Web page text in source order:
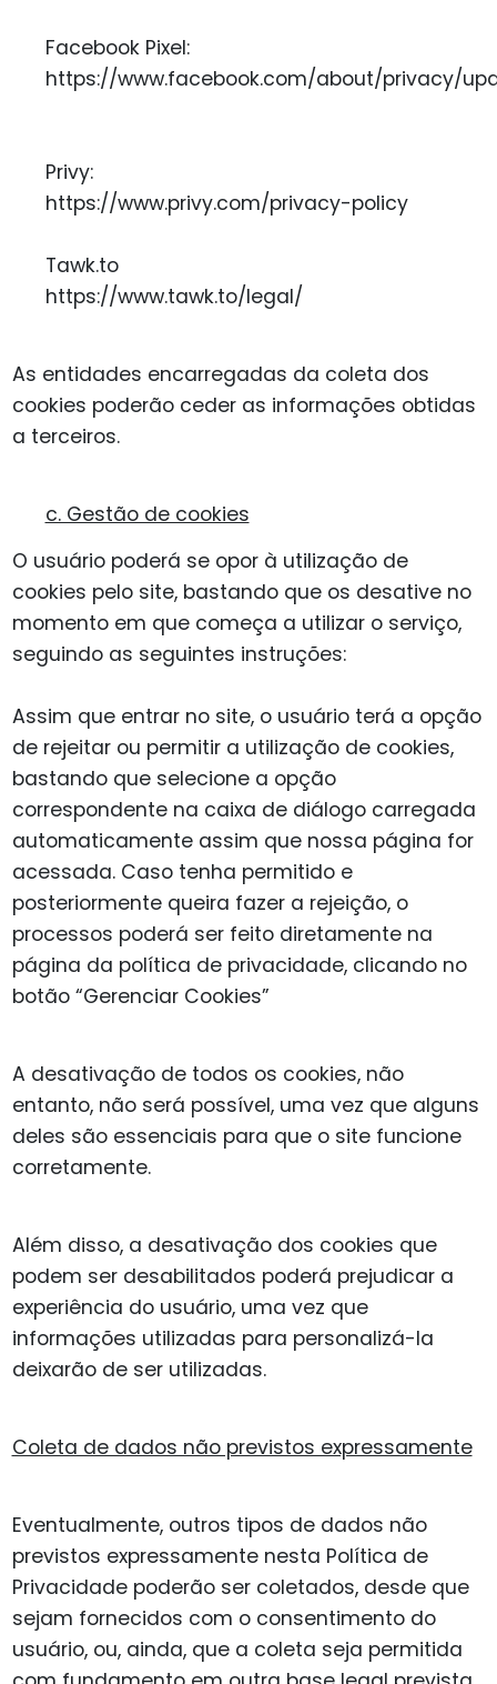
Facebook Pixel:
https://www.facebook.com/about/privacy/
Privy:
https://www.privy.com/privacy-policy
Tawk.to
https://www.tawk.to/legal/
As entidades encarregadas da coleta dos
cookies poderão ceder as informações obtidas
a terceiros.
c. Gestão de cookies
O usuário poderá se opor à utilização de
cookies pelo site, bastando que os desative no
momento em que começa a utilizar o serviço,
seguindo as seguintes instruções:
Assim que entrar no site, o usuário terá a opção
de rejeitar ou permitir a utilização de cookies,
bastando que selecione a opção
correspondente na caixa de diálogo carregada
automaticamente assim que nossa página for
acessada. Caso tenha permitido e
posteriormente queira fazer a rejeição, o
processos poderá ser feito diretamente na
página da política de privacidade, clicando no
botão “Gerenciar Cookies”
A desativação de todos os cookies, não
entanto, não será possível, uma vez que alguns
deles são essenciais para que o site funcione
corretamente.
Além disso, a desativação dos cookies que
podem ser desabilitados poderá prejudicar a
experiência do usuário, uma vez que
informações utilizadas para personalizá-la
deixarão de ser utilizadas.
Coleta de dados não previstos expressamente
Eventualmente, outros tipos de dados não
previstos expressamente nesta Política de
Privacidade poderão ser coletados, desde que
sejam fornecidos com o consentimento do
usuário, ou, ainda, que a coleta seja permitida